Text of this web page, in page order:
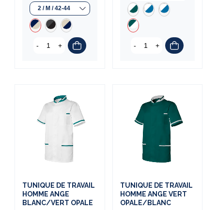
- + - +
TUNIQUE DE TRAVAIL
HOMME ANGE
BLANC/VERT OPALE
TUNIQUE DE TRAVAIL
HOMME ANGE VERT
OPALE/BLANC